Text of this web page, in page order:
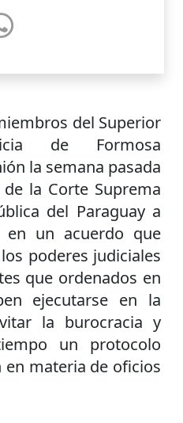
del Superior
de Formosa
la semana pasada
la Corte Suprema
del Paraguay a
en un acuerdo que
poderes judiciales
que ordenados en
ejecutarse en la
la burocracia y
un protocolo
materia de oficios